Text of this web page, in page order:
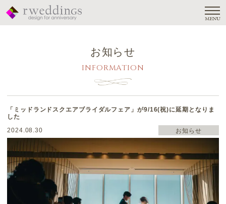
MENU
お知らせ
INFORMATION
「ミッドランドスクエアブライダルフェア」が9/16(祝)に延期となりま
した
2024.08.30
お知らせ